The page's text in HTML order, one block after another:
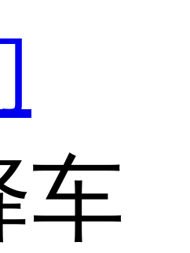
车